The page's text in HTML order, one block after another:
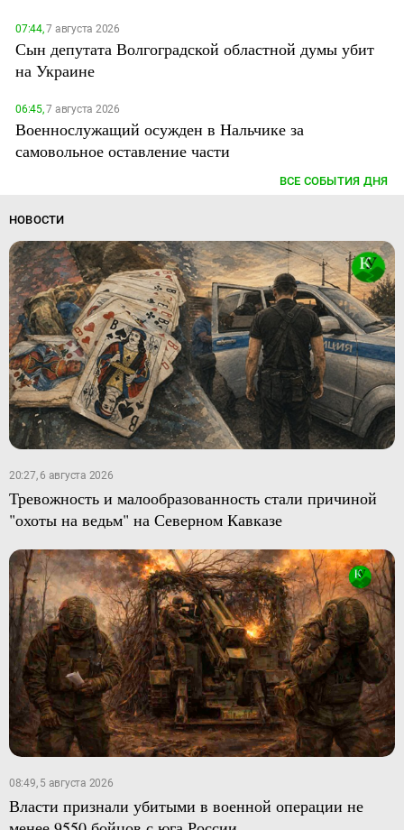
07:44,7 августа 2026
Сын депутата Волгоградской областной думы убит
на Украине
06:45,7 августа 2026
Военнослужащий осужден в Нальчике за
самовольное оставление части
ВСЕ СОБЫТИЯ ДНЯ
НОВОСТИ
20:27, 6 августа 2026
Тревожность и малообразованность стали причиной
"охоты на ведьм" на Северном Кавказе
08:49, 5 августа 2026
Власти признали убитыми в военной операции не